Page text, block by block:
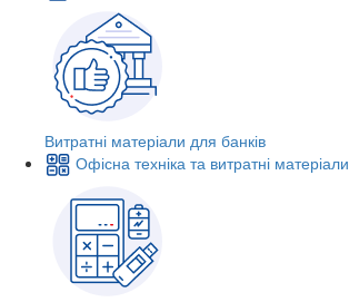
Витратні матеріали для банків
Офісна техніка та витратні матеріали